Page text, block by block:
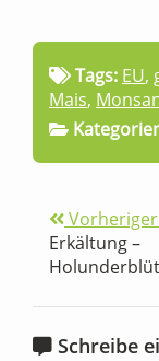
Tags: EU,
Mais,
Erkältung –
Schreibe